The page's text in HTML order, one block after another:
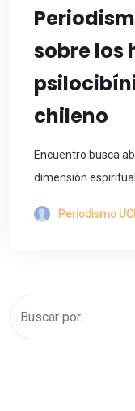
sobre los
chileno
Encuentro busca
dimensión
Periodismo